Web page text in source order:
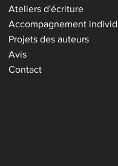
Ateliers d'écriture
Accompagnement
Projets des auteurs
Avis
Contact